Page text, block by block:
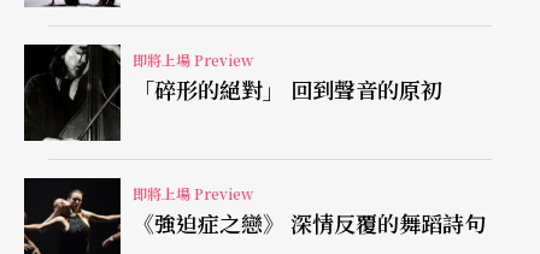
「泥灘地浪人」樂團團長、主唱兼製作人陳思銘擔
任策劃，邀請長居台灣的音樂家澎葉生（Yannick D
auby）、Nigel Brown以及聲音藝術表演者張惠
笙，以聲音記錄大稻埕的日常「聲像」。「屬於城
市的聲音—夜之大稻埕篇」則由音樂家兼自由創作
者楊蕙瑄策劃，以那卡西與酒家菜重新詮釋懷念的
即將上場 Preview
「碎形的絕對」 回到聲音的原初
即將上場 Preview
《強迫症之戀》 深情反覆的舞蹈詩句